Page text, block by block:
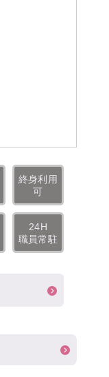
終身利用
可
24H
職員常駐